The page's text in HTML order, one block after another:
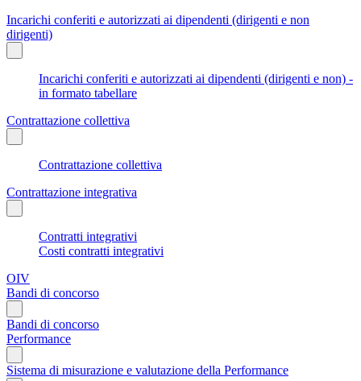
Incarichi conferiti e autorizzati ai dipendenti (dirigenti e non
dirigenti)
Incarichi conferiti e autorizzati ai dipendenti (dirigenti e non) -
in formato tabellare
Contrattazione collettiva
Contrattazione collettiva
Contrattazione integrativa
Contratti integrativi
Costi contratti integrativi
OIV
Bandi di concorso
Bandi di concorso
Performance
Sistema di misurazione e valutazione della Performance